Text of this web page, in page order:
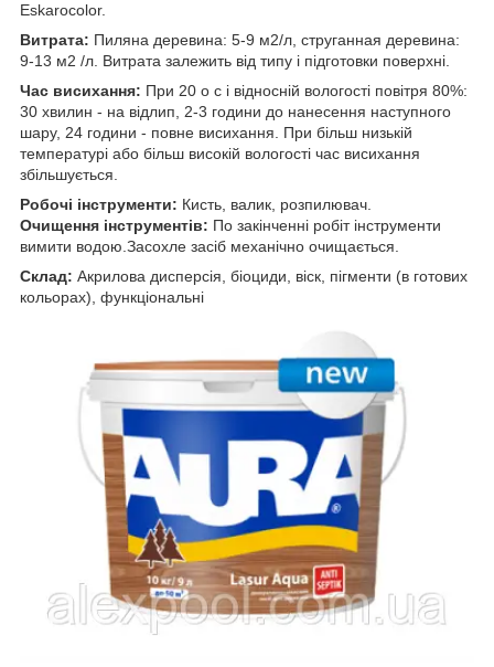
Eskarocolor.
Витрата: Пиляна деревина: 5-9 м2/л, струганная деревина:
9-13 м2 /л. Витрата залежить від типу і підготовки поверхні.
Час висихання: При 20 o c і відносній вологості повітря 80%:
30 хвилин - на відлип, 2-3 години до нанесення наступного
шару, 24 години - повне висихання. При більш низькій
температурі або більш високій вологості час висихання
збільшується.
Робочі інструменти: Кисть, валик, розпилювач.
Очищення інструментів: По закінченні робіт інструменти
вимити водою.Засохле засіб механічно очищається.
Склад: Акрилова дисперсія, біоциди, віск, пігменти (в готових
кольорах), функціональні